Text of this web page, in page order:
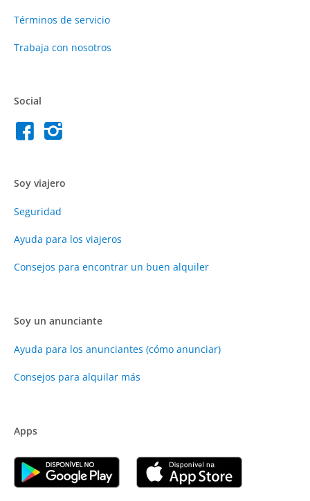
Términos de servicio
Trabaja con nosotros
Social
Soy viajero
Seguridad
Ayuda para los viajeros
Consejos para encontrar un buen alquiler
Soy un anunciante
Ayuda para los anunciantes (cómo anunciar)
Consejos para alquilar más
Apps